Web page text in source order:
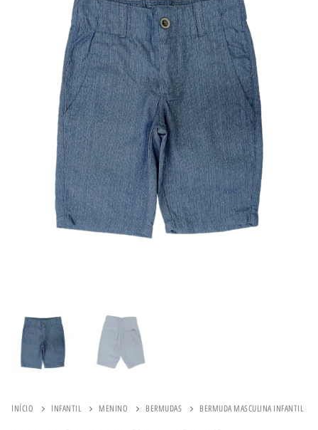
INÍCIO INFANTIL MENINO BERMUDAS BERMUDA MASCULINA INFANTIL